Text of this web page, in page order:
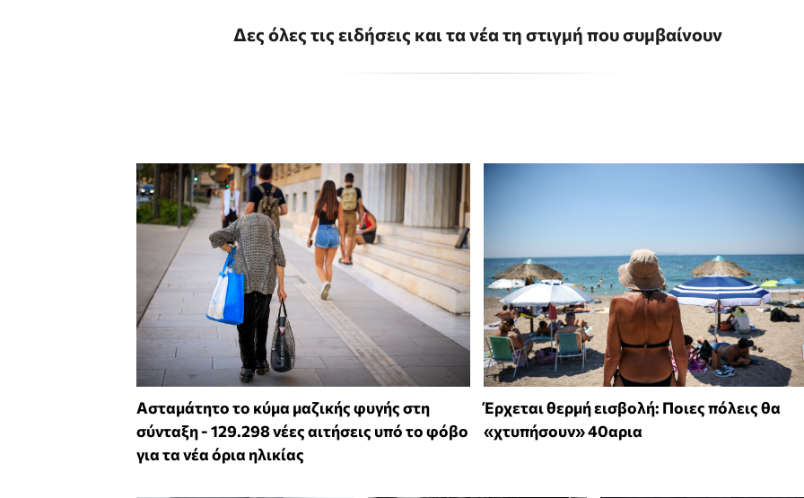
Δες όλες τις ειδήσεις και τα νέα τη στιγμή που συμβαίνουν
Ασταμάτητο το κύμα μαζικής φυγής στη
σύνταξη - 129.298 νέες αιτήσεις υπό το φόβο
για τα νέα όρια ηλικίας
Έρχεται θερμή εισβολή: Ποιες πόλεις θα
«χτυπήσουν» 40αρια